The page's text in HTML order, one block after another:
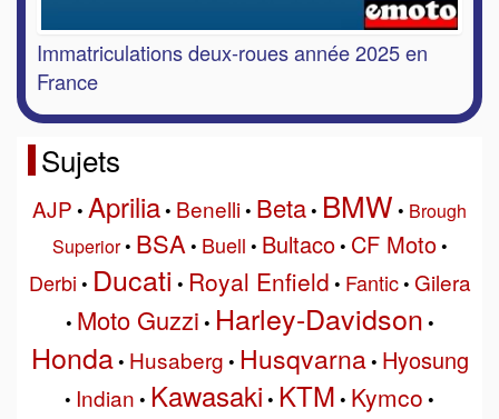
Immatriculations deux-roues année 2025 en
France
Sujets
AJP • Aprilia• Benelli• Beta• BMW • Brough
Superior• BSA• Buell • Bultaco• CF Moto•
Derbi • Ducati • Royal Enfield • Fantic• Gilera
• Moto Guzzi • Harley-Davidson •
Honda• Husaberg • Husqvarna• Hyosung
• Indian • Kawasaki • KTM • Kymco •